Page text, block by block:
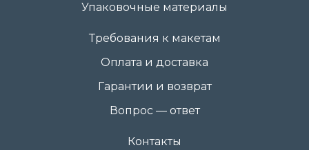
Упаковочные материалы
Требования к макетам
Оплата и доставка
Гарантии и возврат
Вопрос — ответ
Контакты